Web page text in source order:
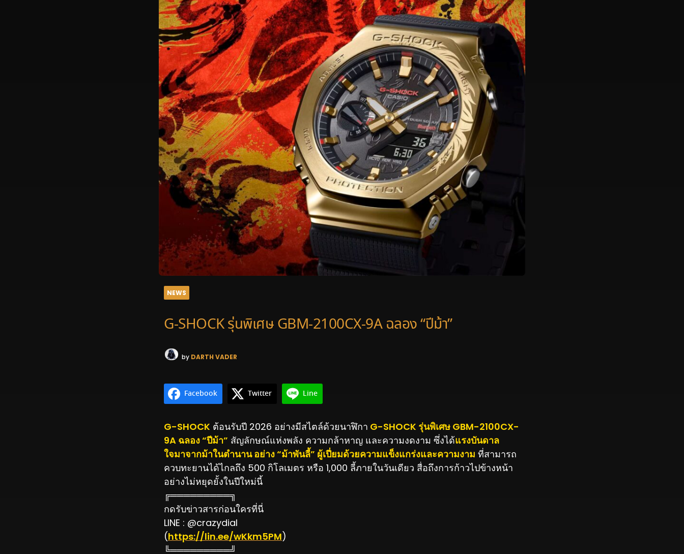
NEWS
G-SHOCK รุ่นพิเศษ GBM-2100CX-9A ฉลอง “ปีม้า”
by DARTH VADER
Facebook Twitter Line
G-SHOCK ต้อนรับปี 2026 อย่างมีสไตล์ด้วยนาฬิกา G-SHOCK รุ่นพิเศษ GBM-2100CX-
9A ฉลอง “ปีม้า” สัญลักษณ์แห่งพลัง ความกล้าหาญ และความงดงาม ซึ่งได้แรงบันดาล
ใจมาจากม้าในตำนาน อย่าง “ม้าพันลี้” ผู้เปี่ยมด้วยความแข็งแกร่งและความงาม ที่สามารถ
ควบทะยานได้ไกลถึง 500 กิโลเมตร หรือ 1,000 ลี้ภายในวันเดียว สื่อถึงการก้าวไปข้างหน้า
อย่างไม่หยุดยั้งในปีใหม่นี้
╔═════════╗
กดรับข่าวสารก่อนใครที่นี่
LINE : @crazydial
(https://lin.ee/wKkm5PM)
╚═════════╝